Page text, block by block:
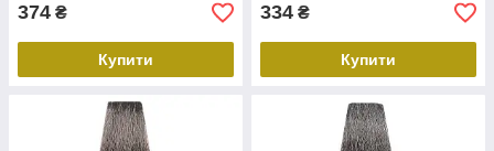
374 ₴
Купити
334 ₴
Купити